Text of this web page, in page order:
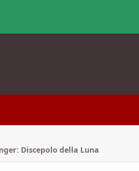
Discepolo della Luna